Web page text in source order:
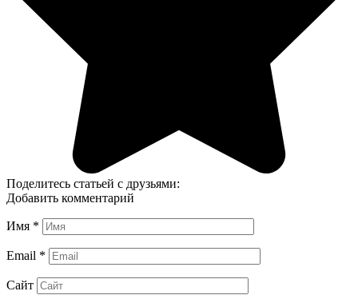
Поделитесь статьей с друзьями:
Добавить комментарий
Имя *
Email *
Сайт